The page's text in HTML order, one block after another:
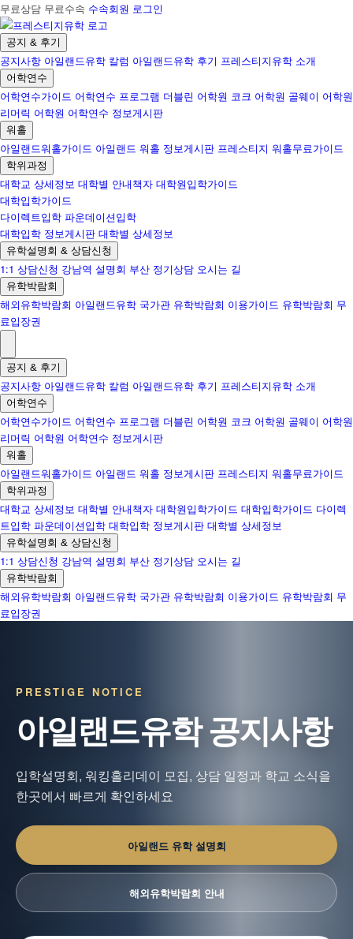
무료상담 무료수속 수속회원 로그인
공지 & 후기
공지사항 아일랜드유학 칼럼 아일랜드유학 후기 프레스티지유학 소개
어학연수
어학연수가이드 어학연수 프로그램 더블린 어학원 코크 어학원 골웨이 어학원
리머릭 어학원 어학연수 정보게시판
워홀
아일랜드워홀가이드 아일랜드 워홀 정보게시판 프레스티지 워홀무료가이드
학위과정
대학교 상세정보 대학별 안내책자 대학원입학가이드
대학입학가이드
다이렉트입학 파운데이션입학
대학입학 정보게시판 대학별 상세정보
유학설명회 & 상담신청
1:1 상담신청 강남역 설명회 부산 정기상담 오시는 길
유학박람회
해외유학박람회 아일랜드유학 국가관 유학박람회 이용가이드 유학박람회 무
료입장권
공지 & 후기
공지사항 아일랜드유학 칼럼 아일랜드유학 후기 프레스티지유학 소개
어학연수
어학연수가이드 어학연수 프로그램 더블린 어학원 코크 어학원 골웨이 어학원
리머릭 어학원 어학연수 정보게시판
워홀
아일랜드워홀가이드 아일랜드 워홀 정보게시판 프레스티지 워홀무료가이드
학위과정
대학교 상세정보 대학별 안내책자 대학원입학가이드 대학입학가이드 다이렉
트입학 파운데이션입학 대학입학 정보게시판 대학별 상세정보
유학설명회 & 상담신청
1:1 상담신청 강남역 설명회 부산 정기상담 오시는 길
유학박람회
해외유학박람회 아일랜드유학 국가관 유학박람회 이용가이드 유학박람회 무
료입장권
PRESTIGE NOTICE
아일랜드유학 공지사항
입학설명회, 워킹홀리데이 모집, 상담 일정과 학교 소식을
한곳에서 빠르게 확인하세요
아일랜드 유학 설명회
해외유학박람회 안내